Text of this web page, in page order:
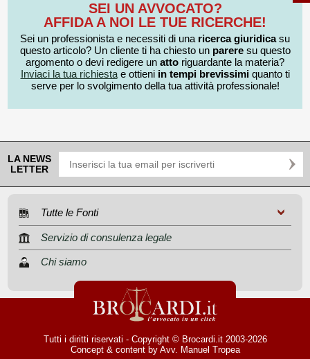
SEI UN AVVOCATO?
AFFIDA A NOI LE TUE RICERCHE!
Sei un professionista e necessiti di una ricerca giuridicasu
questo articolo? Un cliente ti ha chiesto un pareresu questo
argomento o devi redigere un atto riguardante la materia?
Inviaci la tua richiestae ottieni in tempi brevissimiquanto ti
serve per lo svolgimento della tua attività professionale!
LA NEWS
LETTER
Tutte le Fonti
Servizio di consulenza legale
Chi siamo
Tutti i diritti riservati - Copyright © Brocardi.it 2003-2026
Concept & content by Avv. Manuel Tropea